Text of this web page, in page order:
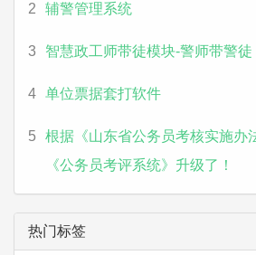
2 辅警管理系统
3 智慧政工师带徒模块-警师带警徒
4 单位票据套打软件
5
根据《山东省公务员考核实施办
《公务员考评系统》升级了！
热门标签